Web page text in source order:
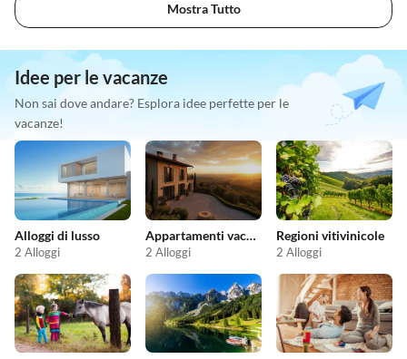
Mostra Tutto
Idee per le vacanze
Non sai dove andare? Esplora idee perfette per le
vacanze!
Alloggi di lusso
2 Alloggi
Appartamenti vacanze economici
2 Alloggi
Regioni vitivinicole
2 Alloggi